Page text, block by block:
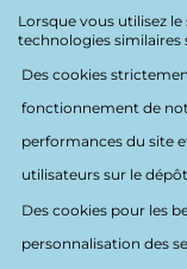
Nous suivre
Lorsque vous utilisez le
technologies similaires
Des cookies
fonctionnement de
performances du site
utilisateurs sur le
Des cookies pour les
personnalisation des